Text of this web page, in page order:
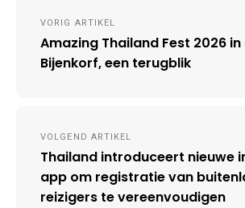
navigation
VORIG ARTIKEL
Amazing Thailand Fest 2026 in
Bijenkorf, een terugblik
VOLGEND ARTIKEL
Thailand introduceert nieuwe
app om registratie van
reizigers te vereenvoudigen